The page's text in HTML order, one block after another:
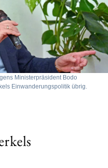
Ministerpräsident Bodo
Einwanderungspolitik übrig.